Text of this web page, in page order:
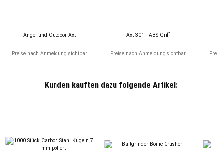
Angel und Outdoor Axt
Preise nach Anmeldung sichtbar
Axt 301 - ABS Griff
Preise nach Anmeldung sichtbar
Kunden kauften dazu folgende Artikel: